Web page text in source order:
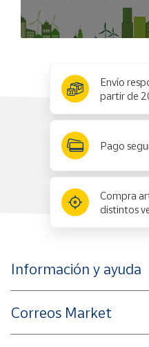
Envío
partir de
Pago
Compra
distintos
Información y ayuda
Correos Market